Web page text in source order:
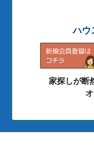
ハウ
家探しが断